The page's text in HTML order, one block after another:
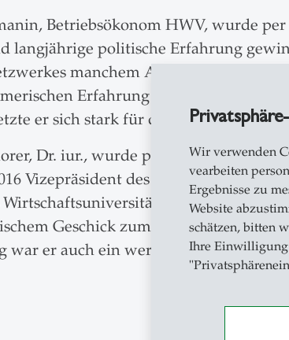
Wir verwenden
vearbeiten
Ergebnisse zu
Website
schätzen, bitten
Ihre
Betriebsökonom HWV, wurde
langjährige politische Erfahrung
manchem Anliegen der
Erfahrung lag ihm
er sich stark für die regionale
Dr. iur., wurde per 1. Dezember
Vizepräsident des Gremiums.
Wirtschaftsuniversität am Herzen. Er
Geschick zum grossen Nutzen
war er auch ein wertvoller und